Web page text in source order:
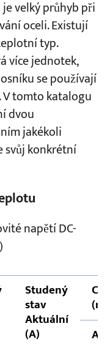
velký průhyb při
oceli. Existují
typ.
více jednotek,
se používají
tomto katalogu
dvou
jakékoli
svůj konkrétní
napětí DC-
Studený
stav
Aktuální
(A)
A